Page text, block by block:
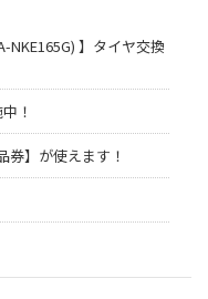
NKE165G) 】タイヤ交換
中！
】が使えます！